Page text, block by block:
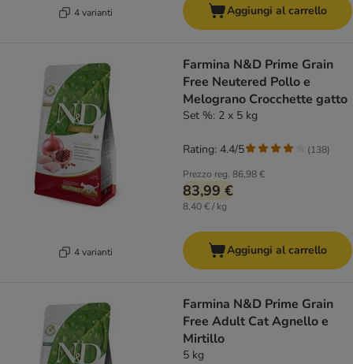
4 varianti Aggiungi al carrello
4 varianti
Farmina N&D Prime Grain
Free Neutered Pollo e
Melograno Crocchette gatto
Set %: 2 x 5 kg
Prezzo reg. 86,98 €
83,99 €
8,40 € / kg
Rating: 4.4/5 (138)
Aggiungi al carrello
Farmina N&D Prime Grain
Free Adult Cat Agnello e
Mirtillo
5 kg